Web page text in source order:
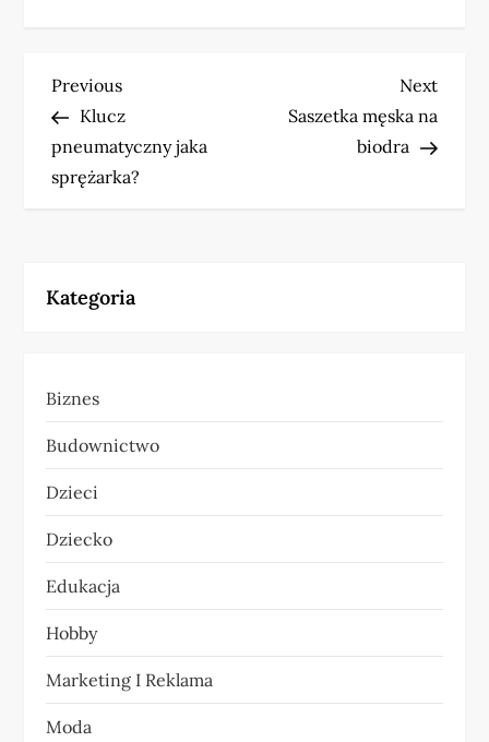
N
a
w
g
c
j
a
w
p
i
s
u
Previous
Post
Previous
Klucz
pneumatyczny jaka
sprężarka?
Next
Post
Next
Saszetka męska na
biodra
Kategoria
Biznes
Budownictwo
Dzieci
Dziecko
Edukacja
Hobby
Marketing I Reklama
Moda